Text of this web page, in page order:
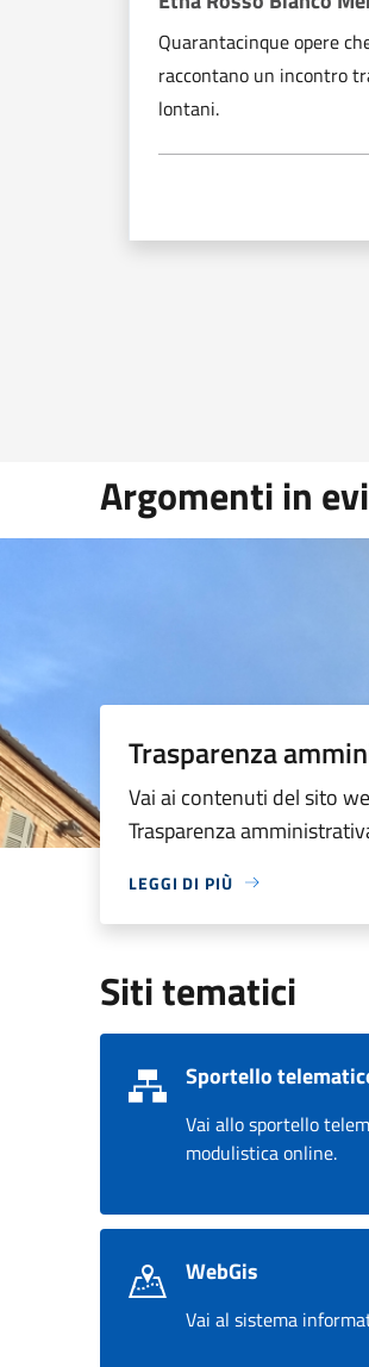
Quarantacinque opere
raccontano un incontro
lontani.
Argomenti in
Trasparenza
Vai ai contenuti del sito
Trasparenza
LEGGI DI PIÙ
Siti tematici
Sportello
Vai allo sportello
modulistica online.
WebGis
Vai al sistema